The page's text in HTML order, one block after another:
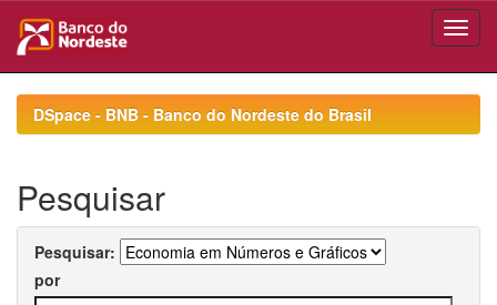
navigationDSpace - BNB - Banco do Nordeste do Brasil
Pesquisar
Pesquisar:
por